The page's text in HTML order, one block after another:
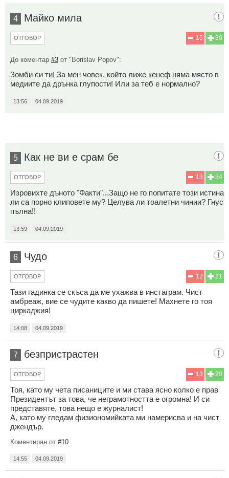
4 Майко мила
30
15
ОТГОВОР
До коментар #3 от "Borislav Popov":
Зомби си ти! За мен човек, който лиже кенеф няма място в
медиите да дрънка глупости! Или за теб е нормално?
13:56 04.09.2019
5 Как не ви е срам бе
34
13
ОТГОВОР
Изровихте дъното "Факти"...Защо не го попитате този истина
ли са порно клиповете му? Целува ли тоалетни чинии? Гнус
пълна!!
13:59 04.09.2019
6 Чудо
21
12
ОТГОВОР
Тази гадинка се скъса да ме ухажва в инстаграм. Чист
амбреаж, вие се чудите какво да пишете! Махнете го тоя
циркаджия!
14:08 04.09.2019
7 безпристрастен
20
13
ОТГОВОР
Тоя, като му чета писаниците и ми става ясно колко е прав
Президентът за това, че неграмотността е огромна! И си
представяте, това нещо е журналист!
А, като му гледам физиономийката ми намерисва и на чист
джендър.
Коментиран от #10
14:55 04.09.2019